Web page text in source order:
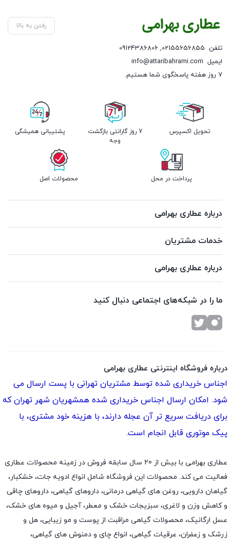
رفتن به بالا
تلفن 02155656855
,
09124386806
ایمیل info@attaribahrami.com
۷ روز هفته پاسخگوی شما هستیم.
تحویل اکسپرس
7 روز گارانتی بازگشت
وجه
پشتیبانی همیشگی
پرداخت در محل محصولات اصل
درباره عطاری بهرامی
خدمات مشتریان
درباره عطاری بهرامی
ما را در شبکه‌های اجتماعی دنبال کنید
درباره فروشگاه اینترنتی عطاری بهرامی
اجناس خریداری شده توسط مشتریان تهرانی با پست ارسال می
شود. امکان ارسال اجناس خریداری شده همشهریان شهر تهران که
برای دریافت سریع تر آن عجله دارند، با هزینه خود مشتری، با
پیک موتوری قابل انجام است.
عطاری بهرامی با بیش از 20 سال سابقه فروش در زمینه محصولات عطاری
فعالیت می کند. محصولات این فروشگاه شامل انواع ادویه جات، خشکبار،
گیاهان دارویی، روغن های گیاهی درمانی، داروهای گیاهی، داروهای چاقی
و کاهش وزن و لاغری، سبزیجات خشک و معطر، آجیل و میوه های خشک،
عسل ارگانیک، محصولات گیاهی مراقبت از پوست و مو زیبایی، هل و
زرشک و زعفران، عرقیات گیاهی، انواع چای و دمنوش های گیاهی،